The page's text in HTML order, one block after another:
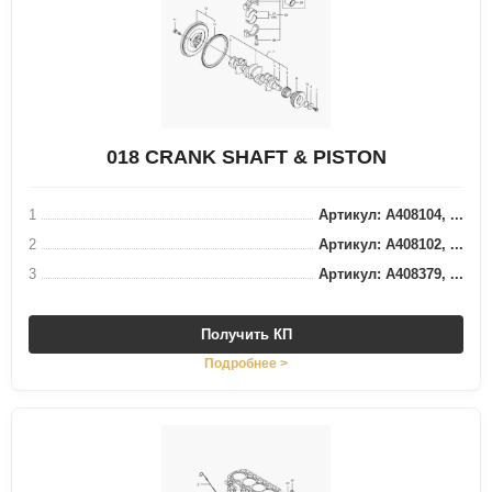
018 CRANK SHAFT & PISTON
1
Артикул: A408104, ...
2
Артикул: A408102, ...
3
Артикул: A408379, ...
Получить КП
Подробнее >